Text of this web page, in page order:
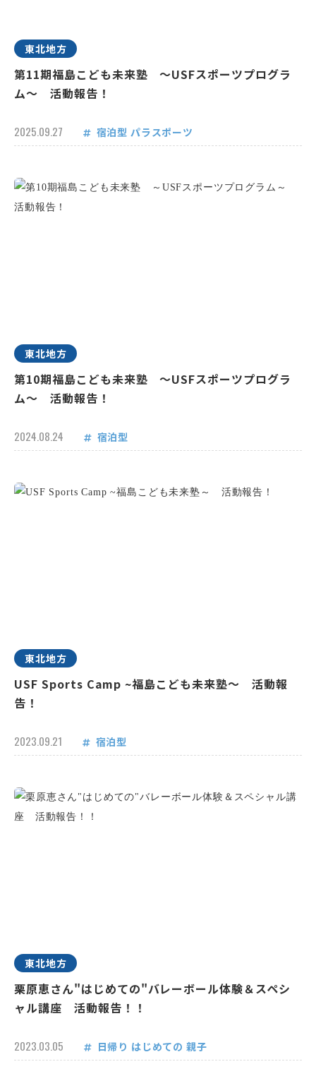
東北地方
第11期福島こども未来塾 ～USFスポーツプログラ
ム～ 活動報告！
2025.09.27 宿泊型 パラスポーツ
東北地方
第10期福島こども未来塾 ～USFスポーツプログラ
ム～ 活動報告！
2024.08.24 宿泊型
東北地方
USF Sports Camp ~福島こども未来塾～ 活動報
告！
2023.09.21 宿泊型
東北地方
栗原恵さん"はじめての"バレーボール体験＆スペシ
ャル講座 活動報告！！
2023.03.05 日帰り はじめての 親子